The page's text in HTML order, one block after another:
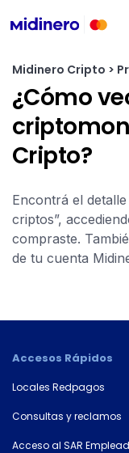
Midinero Cripto >
¿Cómo
Cripto?
Encontrá el
criptos”,
compraste.
de tu cuenta
Accesos Rápidos
Locales Redpagos
Consultas y reclamos
Acceso al SAR